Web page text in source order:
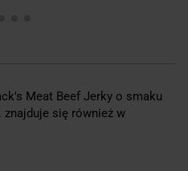
Meat Beef Jerky o smaku
znajduje się również w